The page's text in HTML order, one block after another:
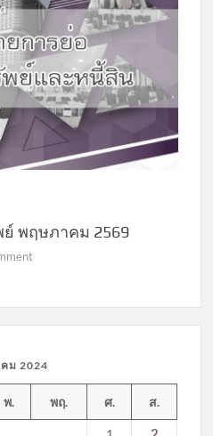
มิถุนายน
2569
พฤษภาคม 2569
on
2569
ม 2024
พ. พฤ. ศ. ส.